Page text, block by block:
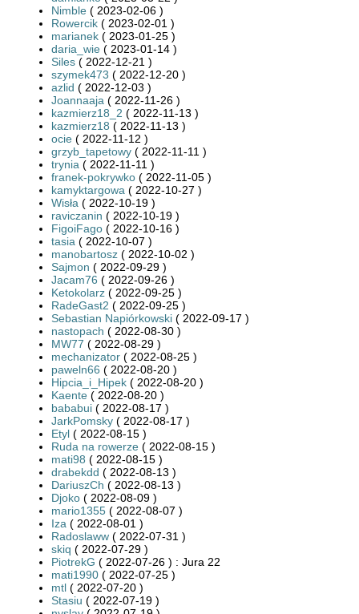
Nimble ( 2023-02-06 )
Rowercik ( 2023-02-01 )
marianek ( 2023-01-25 )
daria_wie ( 2023-01-14 )
Siles ( 2022-12-21 )
szymek473 ( 2022-12-20 )
azlid ( 2022-12-03 )
Joannaaja ( 2022-11-26 )
kazmierz18_2 ( 2022-11-13 )
kazmierz18 ( 2022-11-13 )
ocie ( 2022-11-12 )
grzyb_tapetowy ( 2022-11-11 )
trynia ( 2022-11-11 )
franek-pokrywko ( 2022-11-05 )
kamyktargowa ( 2022-10-27 )
Wisła ( 2022-10-19 )
raviczanin ( 2022-10-19 )
FigoiFago ( 2022-10-16 )
tasia ( 2022-10-07 )
manobartosz ( 2022-10-02 )
Sajmon ( 2022-09-29 )
Jacam76 ( 2022-09-26 )
Ketokolarz ( 2022-09-25 )
RadeGast2 ( 2022-09-25 )
Sebastian Napiórkowski ( 2022-09-17 )
nastopach ( 2022-08-30 )
MW77 ( 2022-08-29 )
mechanizator ( 2022-08-25 )
paweln66 ( 2022-08-20 )
Hipcia_i_Hipek ( 2022-08-20 )
Kaente ( 2022-08-20 )
bababui ( 2022-08-17 )
JarkPomsky ( 2022-08-17 )
Etyl ( 2022-08-15 )
Ruda na rowerze ( 2022-08-15 )
mati98 ( 2022-08-15 )
drabekdd ( 2022-08-13 )
DariuszCh ( 2022-08-13 )
Djoko ( 2022-08-09 )
mario1355 ( 2022-08-07 )
Iza ( 2022-08-01 )
Radoslaww ( 2022-07-31 )
skiq ( 2022-07-29 )
PiotrekG ( 2022-07-26 ) : Jura 22
mati1990 ( 2022-07-25 )
mtl ( 2022-07-20 )
Stasiu ( 2022-07-19 )